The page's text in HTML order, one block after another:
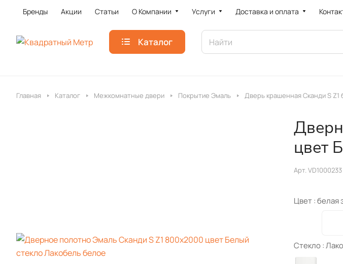
Бренды Акции Статьи О Компании Услуги Доставка и оплата
Каталог
Главная Каталог Межкомнатные двери Покрытие Эмаль Дверь крашенная Сканди S Z1
цвет
Арт. VD1000233
Цвет :белая
Стекло :